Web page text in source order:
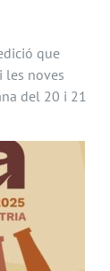
que
les noves
del 20 i 21